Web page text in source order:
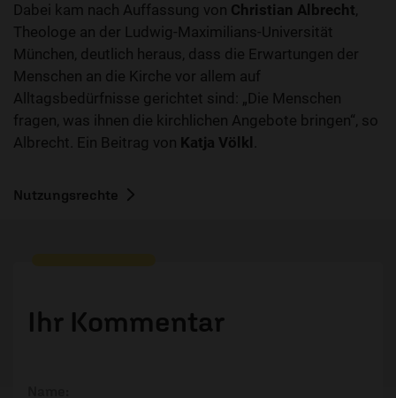
Dabei kam nach Auffassung von Christian Albrecht,
Theologe an der Ludwig-Maximilians-Universität
München, deutlich heraus, dass die Erwartungen der
Menschen an die Kirche vor allem auf
Alltagsbedürfnisse gerichtet sind: „Die Menschen
fragen, was ihnen die kirchlichen Angebote bringen“, so
Albrecht. Ein Beitrag von Katja Völkl
Nutzungsrechte
Ihr Kommentar